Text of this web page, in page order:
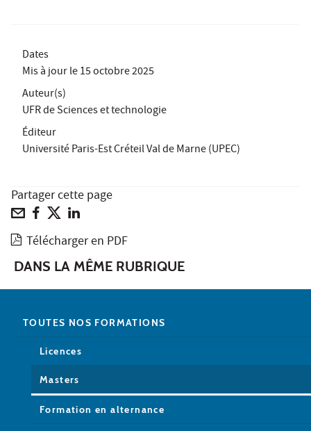
Dates
Mis à jour le15 octobre 2025
Auteur(s)
UFR de Sciences et technologie
Éditeur
Université Paris-Est Créteil Val de Marne (UPEC)
Partager cette page
Télécharger en PDF
DANS LA MÊME RUBRIQUE
TOUTES NOS FORMATIONS
Licences
Masters
Formation en alternance